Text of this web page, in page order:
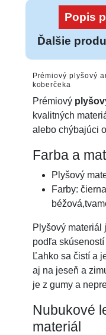
Popis
Ďalšie
Prémiový plyšový
koberčeka
Prémiový
kvalitných
alebo chýbajúci
Farba a
Plyšový
Farby:
Plyšový materiál
podľa
Ľahko sa čistí a
aj na jeseň a
je z gumy a
Nubukové
materiál